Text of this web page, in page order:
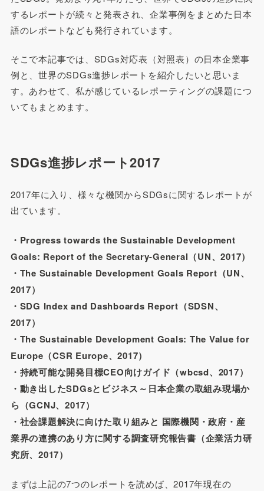
するレポートが続々と発表され、企業事例をまとめた日本
語のレポートなども発行されています。
そこで本記事では、SDGs対応表（対照表）の日本企業事
例と、世界のSDGs進捗レポートを紹介したいと思いま
す。あわせて、私が感じているレポーティングの課題につ
いてもまとめます。
SDGs進捗レポート2017
2017年に入り、様々な機関からSDGsに関するレポートが
出ています。
・Progress towards the Sustainable Development
Goals: Report of the Secretary-General（UN、2017）
・The Sustainable Development Goals Report（UN、
2017）
・SDG Index and Dashboards Report（SDSN、
2017）
・The Sustainable Development Goals: The Value for
Europe（CSR Europe、2017）
・持続可能な開発目標CEO向けガイド（wbcsd、2017）
・動き出したSDGsとビジネス～日本企業の取組み現場か
ら（GCNJ、2017）
・社会課題解決に向けた取り組みと 国際機関・政府・産
業界の連携のあり方に関する調査研究報告書（企業活力研
究所、2017）
まずは上記の7つのレポートを読めば、2017年現在の